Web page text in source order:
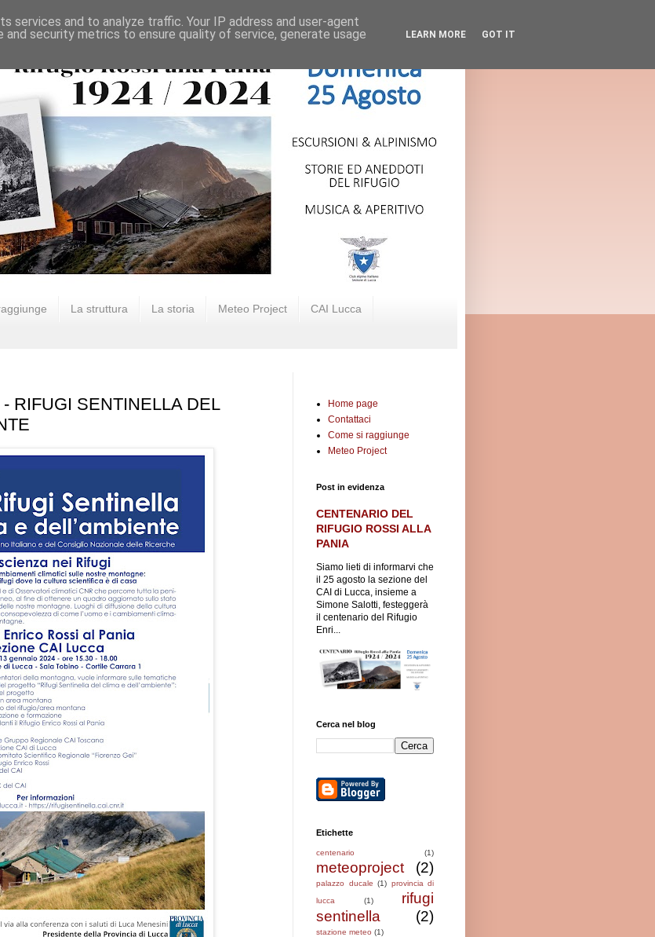
La struttura La storia Meteo Project CAI Lucca
RIFUGI SENTINELLA DEL
Home page
Contattaci
Come si raggiunge
Meteo Project
Post in evidenza
CENTENARIO DEL
RIFUGIO ROSSI ALLA
PANIA
Siamo lieti di informarvi che
il 25 agosto la sezione del
CAI di Lucca, insieme a
Simone Salotti, festeggerà
il centenario del Rifugio
Enri...
Cerca nel blog
Etichette
centenario (1)
meteoproject (2)
palazzo ducale (1) provincia di
lucca
(1)
rifugi
sentinella
(2)
stazione meteo (1)
services and to analyze traffic. Your IP address and user-agent
and security metrics to ensure quality of service, generate usage
LEARN MORE GOT IT